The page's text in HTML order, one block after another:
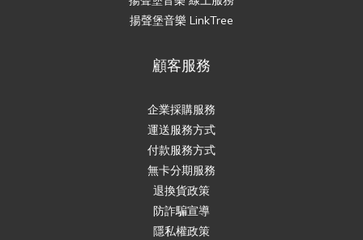
揚聲堡音樂 LinkTree
顧客服務
企業採購服務
運送服務方式
付款服務方式
無卡分期服務
退換貨政策
防詐騙宣導
隱私權政策